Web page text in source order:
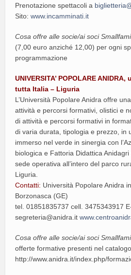
Prenotazione spettacoli a
Sito:www.incamminati.it
Cosa offre alle socie/ai soci
(7,00 euro anziché 12,00) per ogni
programmazione
UNIVERSITA’ POPOLARE
tutta Italia – Liguria
L’Università Popolare Anidra offre
attività e percorsi formativi, olistici e
di attività e percorsi formativi in
di varia durata, tipologia e prezzo, in
immerso nel verde in sinergia con
biologica e Fattoria Didattica
sede operativa all’intero del parco
Liguria.
Contatti: Università Popolare Anidra
Borzonasca (GE)
tel. 01851835737 cell. 3475343917
segreteria@anidra.it
Cosa offre alle socie/ai soci
offerte formative presenti nel catalogo
http://www.anidra.it/index.php/